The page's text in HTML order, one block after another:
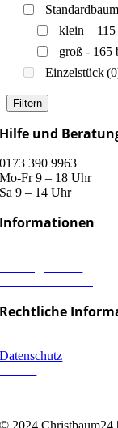
Standardbaum
klein –
groß - 165
Einzelstück
Filtern
Hilfe und
0173 390 9963
Mo-Fr 9 – 18 Uhr
Sa 9 – 14 Uhr
Informationen
Rechtliche
Datenschutz
© 2024